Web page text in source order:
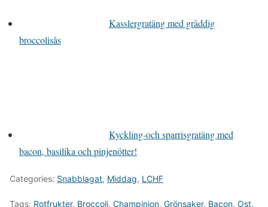
Kasslergratäng med gräddig
broccolisås
Kyckling-och sparrisgratäng med
bacon, basilika och pinjenötter!
Categories: Snabblagat, Middag, LCHF
Tags: Rotfrukter, Broccoli, Champinjon, Grönsaker, Bacon, Ost,